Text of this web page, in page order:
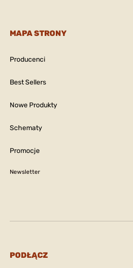
MAPA STRONY
Producenci
Best Sellers
Nowe Produkty
Schematy
Promocje
Newsletter
PODŁĄCZ